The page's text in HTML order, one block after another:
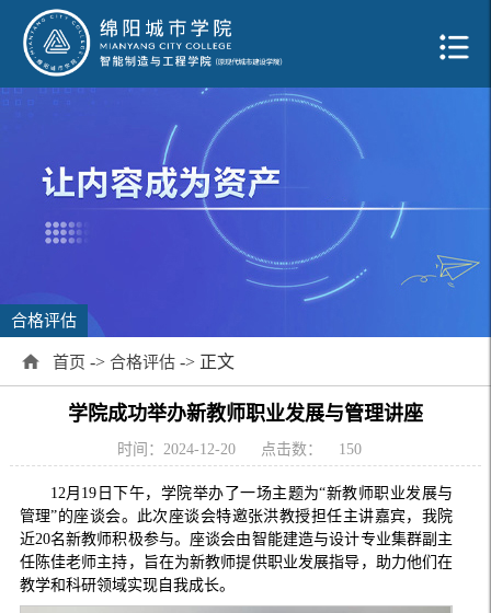
合格评估
首页 -> 合格评估 -> 正文
学院成功举办新教师职业发展与管理讲座
时间：2024-12-20 点击数： 150
12月19日下午，学院举办了一场主题为“新教师职业发展与
管理”的座谈会。此次座谈会特邀张洪教授担任主讲嘉宾，我院
近20名新教师积极参与。座谈会由智能建造与设计专业集群副主
任陈佳老师主持，旨在为新教师提供职业发展指导，助力他们在
教学和科研领域实现自我成长。